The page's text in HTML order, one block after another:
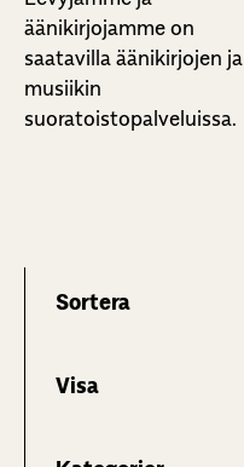
äänikirjojamme on
saatavilla äänikirjojen ja
musiikin
suoratoistopalveluissa.
Sortera
Visa